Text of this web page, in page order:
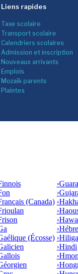
Liens rapides
Taxe scolaire
Transport scolaire
Calendriers scolaires
Admission et inscription
Nouveaux arrivants
Emplois
Mozaîk parents
Plaintes